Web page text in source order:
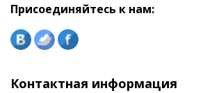
Присоединяйтесь к нам:
Контактная информация